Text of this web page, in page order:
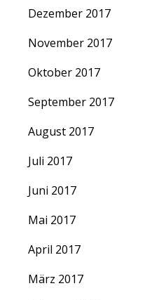
Dezember 2017
November 2017
Oktober 2017
September 2017
August 2017
Juli 2017
Juni 2017
Mai 2017
April 2017
März 2017